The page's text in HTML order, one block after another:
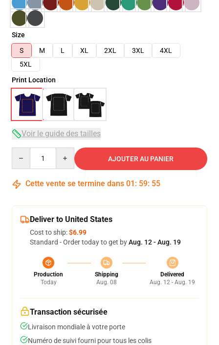
Size
S
M L XL 2XL 3XL
4XL
5XL
Print Location
Voir le guide des tailles
AJOUTER AU PANIER
Cette vente se termine dans 01 : 59: 54
Deliver to United States
Cost to ship:$6.99
Standard - Order today to get byAug. 12 - Aug. 19
Production
Today
Shipping
Aug. 08
Delivered
Aug. 12 - Aug. 19
Transaction sécurisée
Livraison mondiale à votre porte
Numéro de suivi fourni pour tous les colis